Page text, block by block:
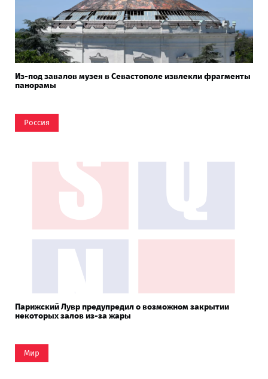
Из-под завалов музея в Севастополе извлекли фрагменты
панорамы
Россия
Парижский Лувр предупредил о возможном закрытии
некоторых залов из-за жары
Мир